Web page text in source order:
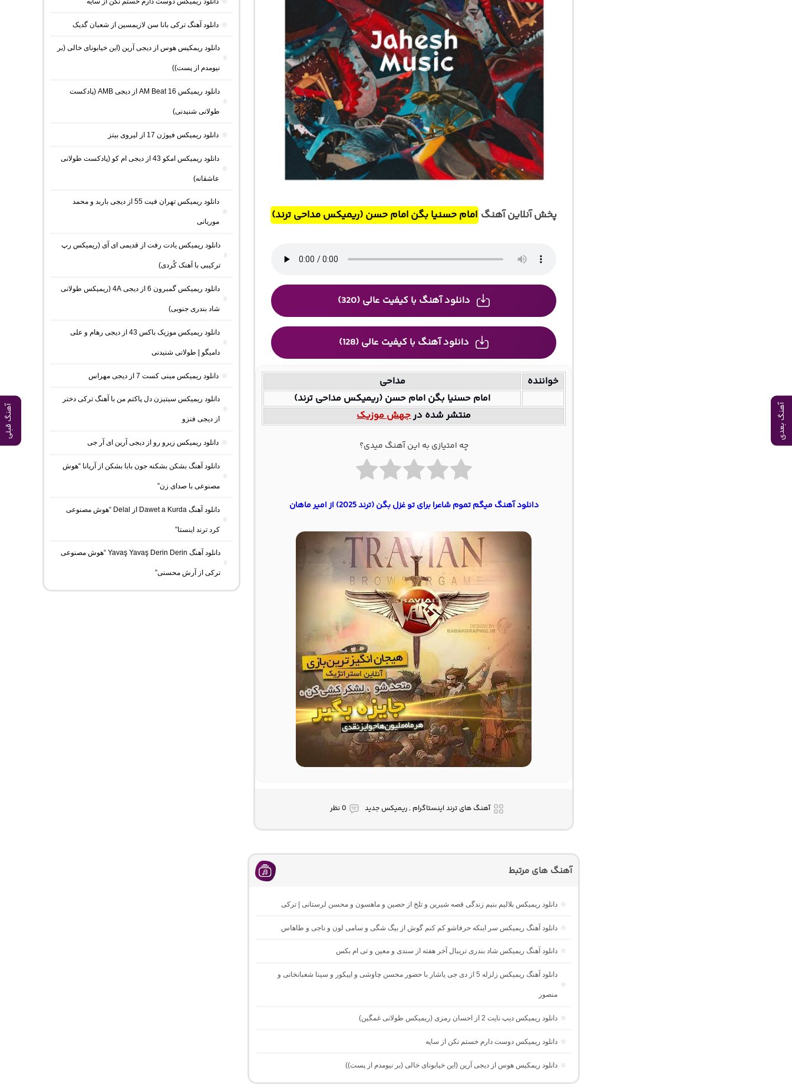
آهنگ بعدی آهنگ قبلی
پخش آنلاین آهنگ امام حسنیا بگن امام حسن (ریمیکس مداحی ترند)
دانلود آهنگ با کیفیت عالی (320)
دانلود آهنگ با کیفیت عالی (128)
خواننده
مداحی
امام حسنیا بگن امام حسن (ریمیکس مداحی ترند)
منتشر شده درجهش موزیک
چه امتیازی به این آهنگ میدی؟
دانلود آهنگ میگم تموم شاعرا برای تو غزل بگن (ترند 2025) از امیر ماهان
آهنگ های ترند اینستاگرام , ریمیکس جدید 0 نظر
آهنگ های مرتبط
دانلود ریمیکس بلالیم بنیم زندگی قصه شیرین و تلخ از حصین و ماهسون و محسن لرستانی | ترکی
دانلود آهنگ ریمیکس سر اینکه حرفاشو کم کنم گوش از بیگ شگی و سامی لون و ناجی و طاهاس
دانلود آهنگ ریمیکس شاد بندری تریبال آخر هفته از سندی و معین و تی ام بکس
دانلود آهنگ ریمیکس زلزله 5 از دی جی یاشار با حضور محسن چاوشی و اپیکور و سینا شعبانخانی و
منصور
دانلود ریمیکس دیپ نایت 2 از احسان رمزی (ریمیکس طولانی غمگین)
دانلود ریمیکس دوست دارم خستم نکن از سایه
دانلود ریمکیس هوس از دیجی آرین (این خیابونای خالی (بر نیومدم از پست))
دانلود آهنگ ترکی بانا سن لازیمسین از شعبان گدیک
دانلود ریمکیس هوس از دیجی آرین (این خیابونای خالی (بر
نیومدم از پست))
دانلود ریمیکس AM Beat 16 از دیجی AMB (پادکست
طولانی شنیدنی)
دانلود ریمیکس فیوژن 17 از لیروی بیتز
دانلود ریمیکس امکو 43 از دیجی ام کو (پادکست طولانی
عاشقانه)
دانلود ریمیکس تهران فیت 55 از دیجی باربد و محمد
موریانی
دانلود ریمیکس یادت رفت از قدیمی ای آی (ریمیکس رپ
ترکیبی با آهنک کُردی)
دانلود ریمیکس گمبرون 6 از دیجی 4A (ریمیکس طولانی
شاد بندری جنوبی)
دانلود ریمیکس موزیک باکس 43 از دیجی رهام و علی
دامیگو | طولانی شنیدنی
دانلود ریمیکس مینی کست 7 از دیجی مهراس
دانلود ریمیکس سیتیزن دل پاکتم من با آهنگ ترکی دختر
از دیجی فنزو
دانلود ریمیکس زیرو رو از دیجی آرین ای آر جی
دانلود آهنگ بشکن بشکنه جون بابا بشکن از آریانا “هوش
مصنوعی با صدای زن”
دانلود آهنگ Dawet a Kurda از Delal “هوش مصنوعی
کرد ترند اینستا”
دانلود آهنگ Yavaş Yavaş Derin Derin “هوش مصنوعی
ترکی از آرش محسنی”